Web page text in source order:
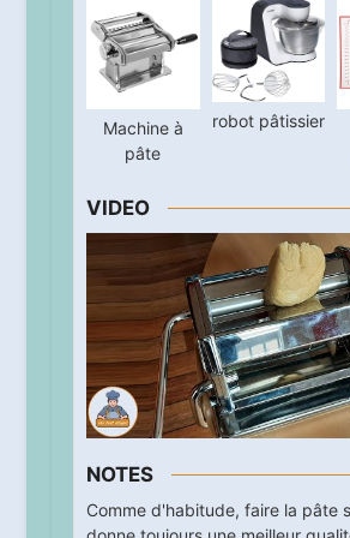
Machine à
pâte
robot pâtissier
VIDEO
NOTES
Comme d'habitude, faire la pâte